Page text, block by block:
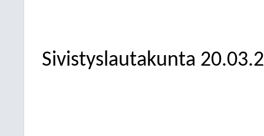
Sivistyslautakunta